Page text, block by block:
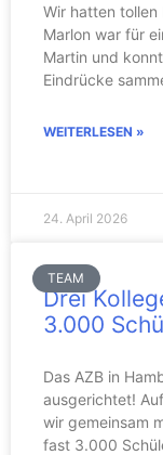
Wir hatten
Marlon war für
Martin und
Eindrücke
WEITERLESEN »
24. April 2026
TEAM
Drei
3.000
Das AZB in
ausgerichtet!
wir gemeinsam
fast 3.000